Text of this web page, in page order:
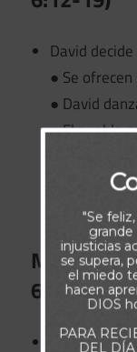
David
● Se
● David
● El pueblo
● El arca
● David
Mical
6:20-23)
Mical
"Se
grande
injusticias
se supera,
el miedo
hacen
DIOS
PARA
DEL